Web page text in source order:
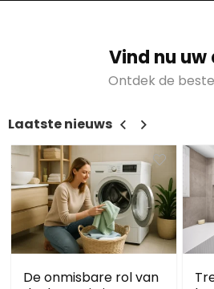
Vind nu uw
Ontdek de
Laatste nieuws
De onmisbare rol van